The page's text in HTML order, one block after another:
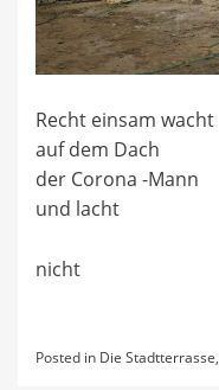
Recht einsam wacht
auf dem Dach
der Corona -Mann
und lacht
nicht
Posted in Die Stadtterrasse,